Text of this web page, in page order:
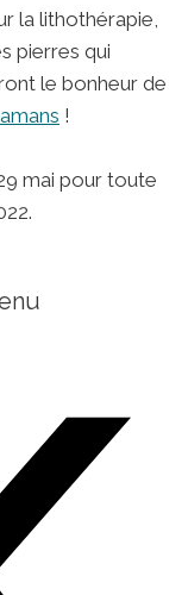
la lithothérapie,
pierres qui
le bonheur de
!
mai pour toute